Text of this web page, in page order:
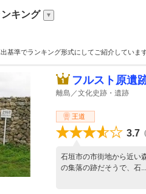
キング
基準でランキング形式にしてご紹介しています
フルスト原遺
離島／文化史跡・遺跡
王道
3.7 （
石垣市の市街地から近い
の集落の跡だそうで、石...